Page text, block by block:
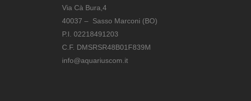
Via Cà Bura,4
40037 – Sasso Marconi (BO)
P.I. 02218491203
C.F. DMSRSR48B01F839M
info@aquariuscom.it